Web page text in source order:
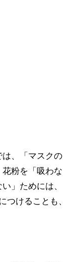
、「マスクの
粉を「吸わな
」ためには、
つけることも、